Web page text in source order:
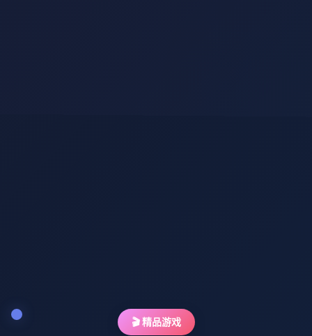
🎬 精品游戏